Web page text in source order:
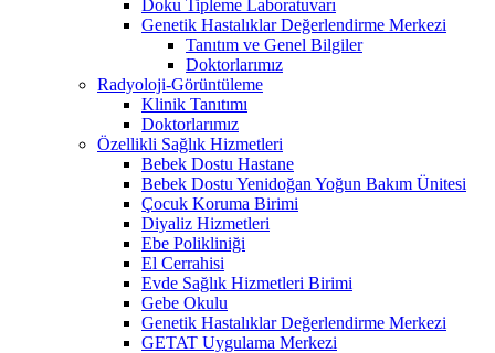
Doku Tipleme Laboratuvarı
Genetik Hastalıklar Değerlendirme Merkezi
Tanıtım ve Genel Bilgiler
Doktorlarımız
Radyoloji-Görüntüleme
Klinik Tanıtımı
Doktorlarımız
Özellikli Sağlık Hizmetleri
Bebek Dostu Hastane
Bebek Dostu Yenidoğan Yoğun Bakım Ünitesi
Çocuk Koruma Birimi
Diyaliz Hizmetleri
Ebe Polikliniği
El Cerrahisi
Evde Sağlık Hizmetleri Birimi
Gebe Okulu
Genetik Hastalıklar Değerlendirme Merkezi
GETAT Uygulama Merkezi